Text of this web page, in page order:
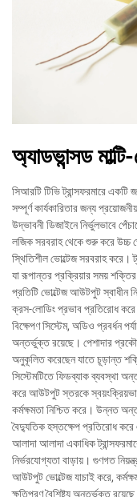
অ্যাডভান্সড
সিআরটি টিভি ট্রান্সফরমারে একটি
সম্পূর্ণ কার্যকারিতার জন্য
উদ্ভাবনী ডিজাইনে নির্ভুলভাবে
লজিক সরবরাহ থেকে শুরু করে উচ্চ
স্থিতিশীল ভোল্টেজ সরবরাহ করে।
যা রূপান্তর প্রক্রিয়ার সময় শক্তির
প্রতিটি ভোল্টেজ আউটপুট স্বাধীন
ক্রস-লোডিং প্রভাব প্রতিরোধ
বিক্ষেপণ সিস্টেম, অডিও প্রবর্ধন
অন্তর্ভুক্ত রয়েছে। পেশাদার
অনুকূলিত করেছেন যাতে চূড়ান্ত
সিস্টেমটিতে ফিডব্যাক ব্যবস্থা
করে আউটপুট স্তরকে
কর্মক্ষমতা নিশ্চিত করে। উন্নত
বৈদ্যুতিক হস্তক্ষেপ প্রতিরোধ করে
আলাদা আলাদা একাধিক
নির্ভরযোগ্যতা বাড়ায়। গুণগত
আউটপুট ভোল্টেজ যাচাই করে,
ক্ষতিপূরণ বৈশিষ্ট্য অন্তর্ভুক্ত